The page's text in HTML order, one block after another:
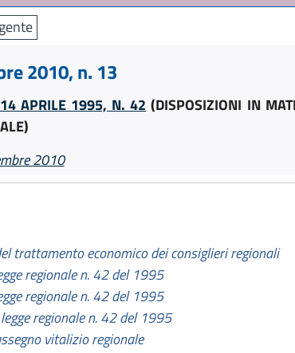
2010, n. 13
14 APRILE 1995, N. 42 (DISPOSIZIONI IN
2010
trattamento economico dei consiglieri regionali
regionale n. 42 del 1995
regionale n. 42 del 1995
regionale n. 42 del 1995
vitalizio regionale